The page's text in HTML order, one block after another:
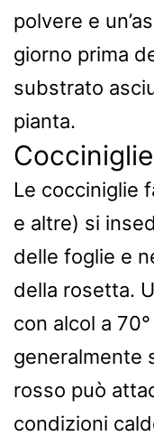
polvere e
giorno prima
substrato
pianta.
Le cocciniglie
e altre) si
delle foglie e
della rosetta.
con alcol a
generalmente
rosso può
condizioni